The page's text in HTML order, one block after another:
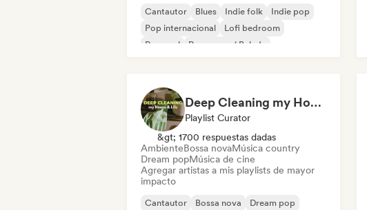
Cantautor Blues Indie folk
Indie pop
Pop internacional
Lofi bedroom
Pop soul
Pop suave / Balada
Deep Cleaning my House and Life 🫧 Bedroom Pop & Indie Pop
Playlist Curator
&gt; 1700 respuestas dadas
AmbienteBossa novaMúsica country
Dream popMúsica de cine
Agregar artistas a mis playlists de mayor
impacto
Cantautor Bossa nova
Dream pop